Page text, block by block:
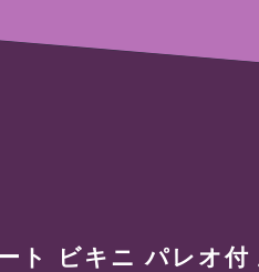
ト ビキニ パレオ